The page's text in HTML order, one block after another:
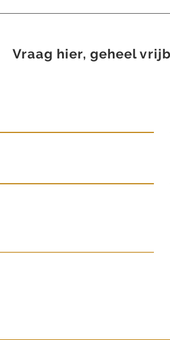
Vraag hier, geheel